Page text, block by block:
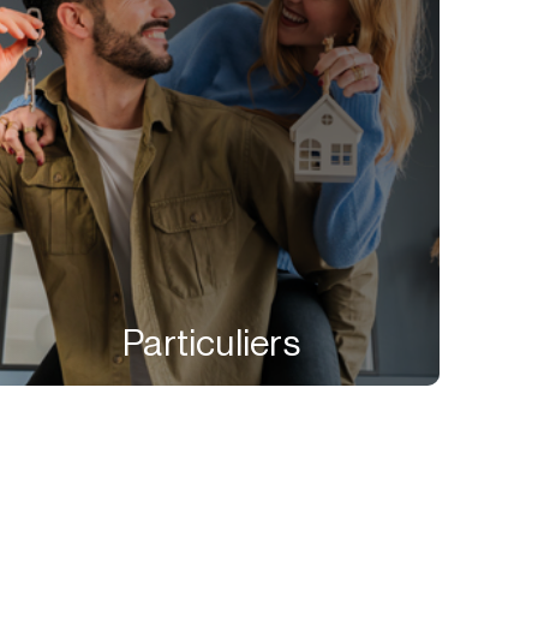
Particuliers